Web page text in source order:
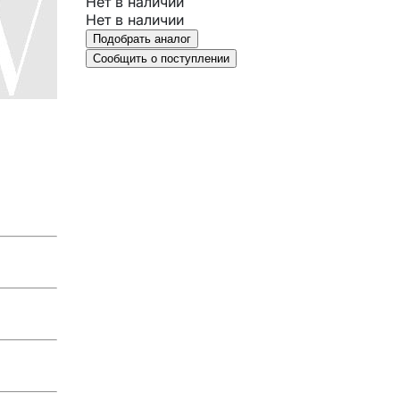
Нет в наличии
Подобрать аналог
Сообщить о поступлении